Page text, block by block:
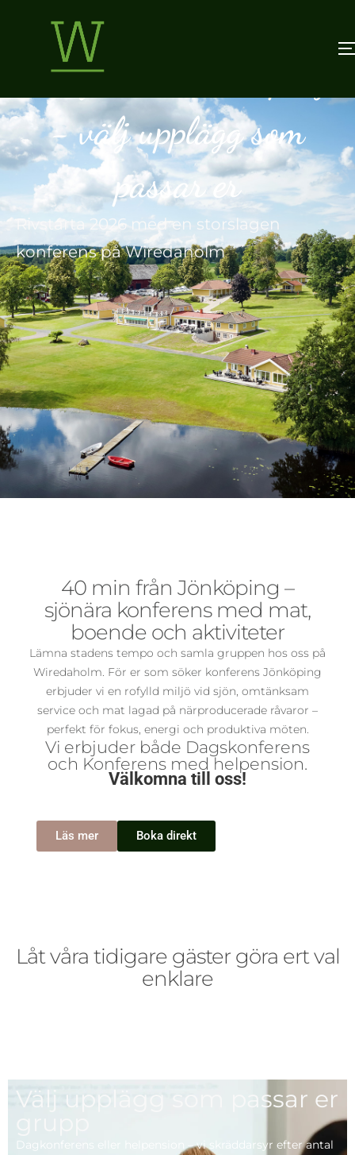
Konferens i Jönköping
- välj upplägg som
passar er
Rivstarta 2026 med en storslagen
konferens på Wiredaholm
40 min från Jönköping –
sjönära konferens med mat,
boende och aktiviteter
Lämna stadens tempo och samla gruppen hos oss på
Wiredaholm. För er som söker konferens Jönköping
erbjuder vi en rofylld miljö vid sjön, omtänksam
service och mat lagad på närproducerade råvaror –
perfekt för fokus, energi och produktiva möten.
Vi erbjuder både Dagskonferens
och Konferens med helpension.
Välkomna till oss!
Läs mer Boka direkt
Låt våra tidigare gäster göra ert val
enklare
Välj upplägg som passar er
Dagkonferens eller helpension – vi skräddarsyr efter antal